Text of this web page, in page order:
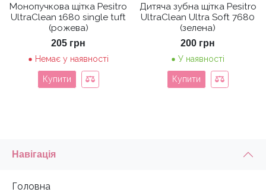
Монопучкова щітка Pesitro
UltraClean 1680 single tuft
(рожева)
205 грн
Немає у наявності
Купити
Дитяча зубна щітка Pesitro
UltraClean Ultra Soft 7680
(зелена)
200 грн
У наявності
Купити
Навігація
Головна